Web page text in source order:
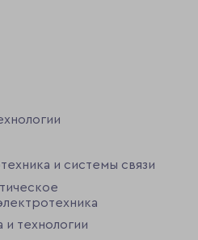
и системы связи
и технологии